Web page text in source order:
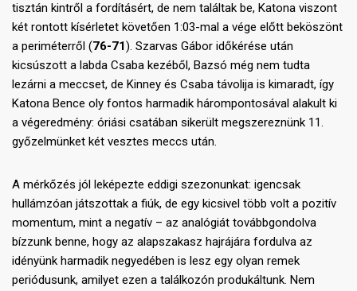
tisztán kintről a fordításért, de nem találtak be, Katona viszont
két rontott kísérletet követően 1:03-mal a vége előtt beköszönt
a periméterről (76-71). Szarvas Gábor időkérése után
kicsúszott a labda Csaba kezéből, Bazsó még nem tudta
lezárni a meccset, de Kinney és Csaba távolija is kimaradt, így
Katona Bence oly fontos harmadik hárompontosával alakult ki
a végeredmény: óriási csatában sikerült megszereznünk 11.
győzelmünket két vesztes meccs után.
A mérkőzés jól leképezte eddigi szezonunkat: igencsak
hullámzóan játszottak a fiúk, de egy kicsivel több volt a pozitív
momentum, mint a negatív – az analógiát továbbgondolva
bízzunk benne, hogy az alapszakasz hajrájára fordulva az
idényünk harmadik negyedében is lesz egy olyan remek
periódusunk, amilyet ezen a találkozón produkáltunk. Nem